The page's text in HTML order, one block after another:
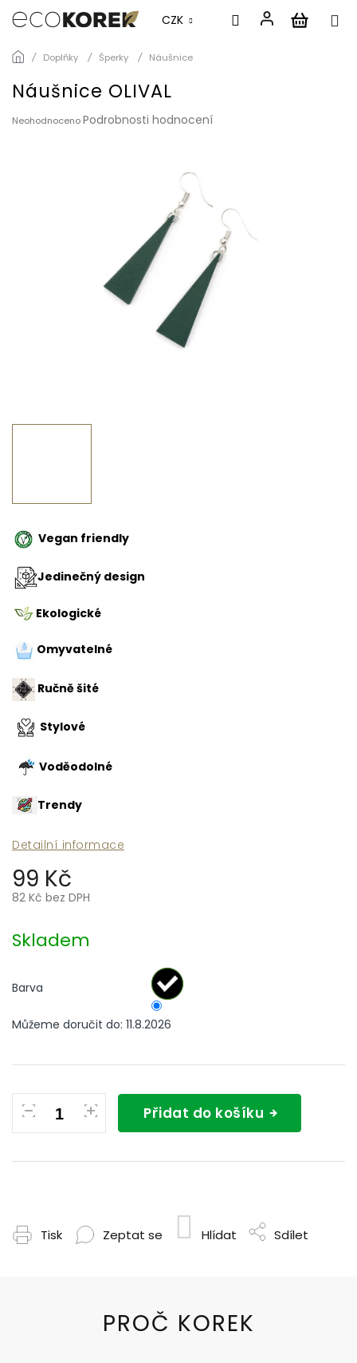
Přejít
obsah
CZK
Doplňky Šperky Náušnice
Náušnice OLIVAL
Průměrné
NeohodnocenoPodrobnosti hodnocení
99 Kč
82 Kč bez DPH
cena:
Skladem
Barva
Můžeme doručit do: 11.8.2026
Přidat do košíku
Vegan friendly
Jedinečný design
Ekologické
Omyvatelné
Ručně šité
Stylové
Voděodolné
Trendy
Detailní informace
Tisk Zeptat se Hlídat Sdílet